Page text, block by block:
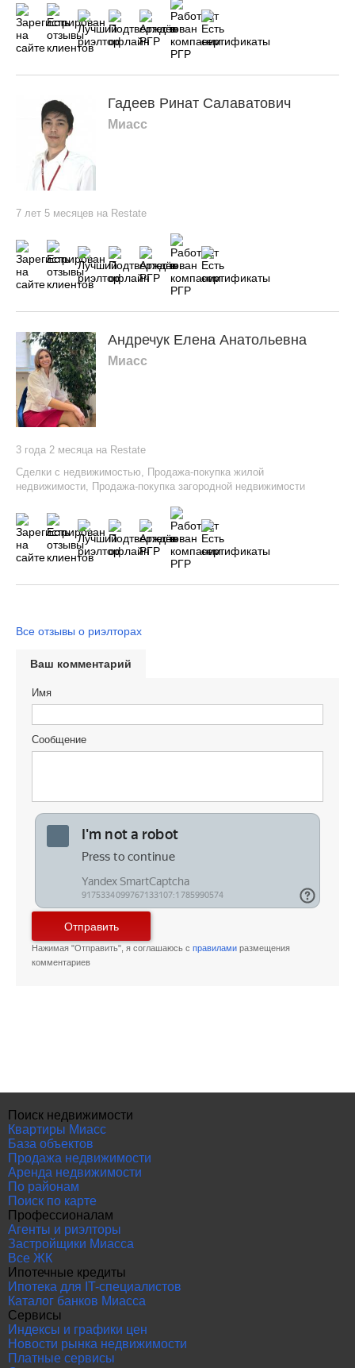
Гадеев Ринат Салаватович
Миасс
7 лет 5 месяцев на Restate
Андречук Елена Анатольевна
Миасс
3 года 2 месяца на Restate
Сделки с недвижимостью, Продажа-покупка жилой
недвижимости, Продажа-покупка загородной недвижимости
Все отзывы о риэлторах
Ваш комментарий
Имя
Сообщение
Отправить
Нажимая "Отправить", я соглашаюсь с правилами размещения
комментариев
Поиск недвижимости
Квартиры Миасс
База объектов
Продажа недвижимости
Аренда недвижимости
По районам
Поиск по карте
Профессионалам
Агенты и риэлторы
Застройщики Миасса
Все ЖК
Ипотечные кредиты
Ипотека для IT-специалистов
Каталог банков Миасса
Сервисы
Индексы и графики цен
Новости рынка недвижимости
Платные сервисы